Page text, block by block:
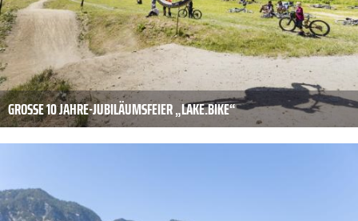
GROSSE 10 JAHRE-JUBILÄUMSFEIER „LAKE.BIKE“